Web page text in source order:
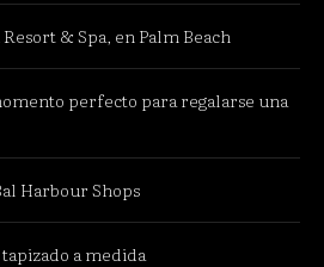
& Spa, en Palm Beach
perfecto para regalarse una
Harbour Shops
a medida